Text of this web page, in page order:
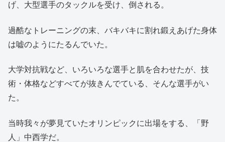
げ、大型選手のタックルを受け、倒される。
過酷なトレーニングの末、バキバキに割れ鍛えあげた身体
は嘘のようにたるんでいた。
大学対抗戦など、いろいろな選手と肌を合わせたが、技
術・体格などすべてが抜きんでている、そんな選手がい
た。
当時我々が夢見ていたオリンピックに出場をする、「野
人」中西学だ。